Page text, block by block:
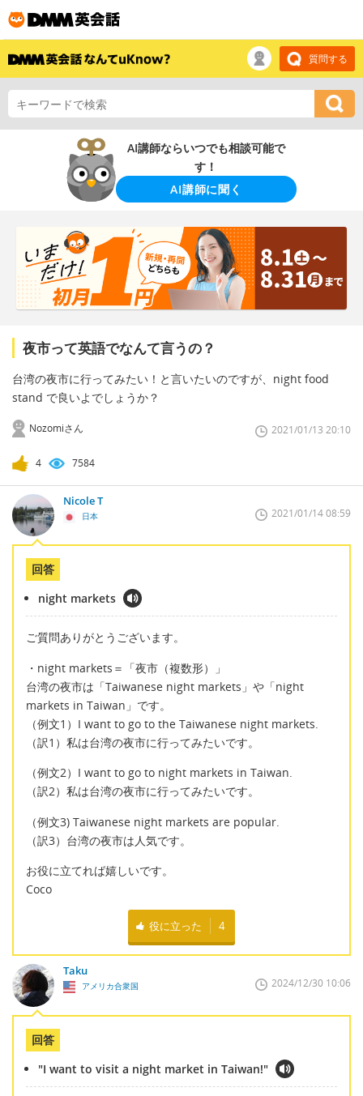
質問する
AI講師ならいつでも相談可能で
す！
AI講師に聞く
夜市って英語でなんて言うの？
台湾の夜市に行ってみたい！と言いたいのですが、night food
stand で良いよでしょうか？
Nozomiさん 2021/01/13 20:10
4 7584
Nicole T
日本 2021/01/14 08:59
回答
night markets
ご質問ありがとうございます。
・night markets＝「夜市（複数形）」
台湾の夜市は「Taiwanese night markets」や「night
markets in Taiwan」です。
（例文1）I want to go to the Taiwanese night markets.
（訳1）私は台湾の夜市に行ってみたいです。
（例文2）I want to go to night markets in Taiwan.
（訳2）私は台湾の夜市に行ってみたいです。
（例文3) Taiwanese night markets are popular.
（訳3）台湾の夜市は人気です。
お役に立てれば嬉しいです。
Coco
役に立った 4
Taku
アメリカ合衆国 2024/12/30 10:06
回答
"I want to visit a night market in Taiwan!"